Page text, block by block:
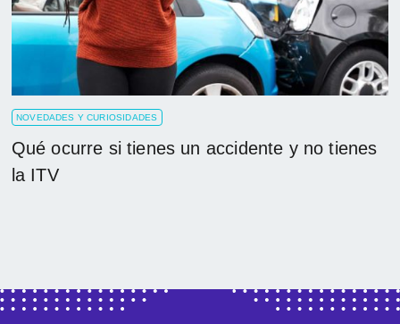
NOVEDADES Y CURIOSIDADES
Qué ocurre si tienes un accidente y no tienes
la ITV